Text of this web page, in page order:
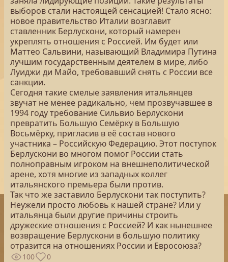
выборов стали настоящей сенсацией! Стало ясно:
новое правительство Италии возглавит
ставленник Берлускони, который намерен
укреплять отношения с Россией. Им будет или
Маттео Сальвини, называющий Владимира Путина
лучшим государственным деятелем в мире, либо
Луиджи ди Майо, требовавший снять с России все
санкции.
Сегодня такие смелые заявления итальянцев
звучат не менее радикально, чем прозвучавшее в
1994 году требование Сильвио Берлускони
превратить Большую Семёрку в Большую
Восьмёрку, пригласив в её состав нового
участника – Российскую Федерацию. Этот поступок
Берлускони во многом помог России стать
полноправным игроком на внешнеполитической
арене, хотя многие из западных коллег
итальянского премьера были против.
Так что же заставило Берлускони так поступить?
Неужели просто любовь к нашей стране? Или у
итальянца были другие причины строить
дружеские отношения с Россией? И как нынешнее
возвращение Берлускони в большую политику
отразится на отношениях России и Евросоюза?
100 0